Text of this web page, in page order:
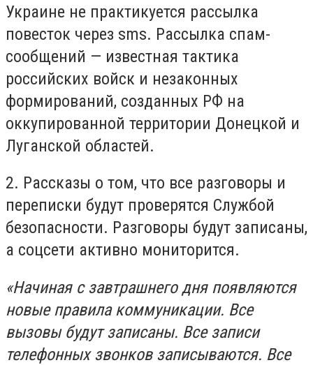
Украине не практикуется рассылка
повесток через sms. Рассылка спам-
сообщений — известная тактика
российских войск и незаконных
формирований, созданных РФ на
оккупированной территории Донецкой и
Луганской областей.
2. Рассказы о том, что все разговоры и
переписки будут проверятся Службой
безопасности. Разговоры будут записаны,
а соцсети активно мониторится.
«Начиная с завтрашнего дня появляются
новые правила коммуникации. Все
вызовы будут записаны. Все записи
телефонных звонков записываются. Все